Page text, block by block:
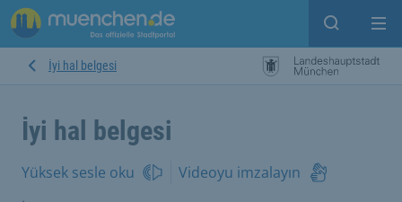
Open
İyi hal belgesi
İyi hal belgesi
Yüksek sesle oku
Videoyu imzalayın